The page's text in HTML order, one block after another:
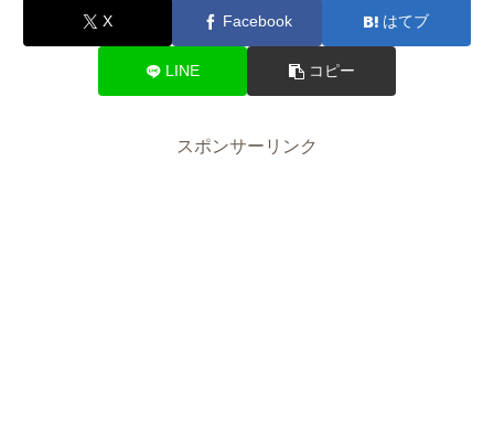
X Facebook はてブ
LINE コピー
スポンサーリンク